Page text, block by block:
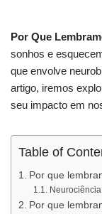
Por Que
sonhos e
que envolve
artigo, iremos
seu impacto em
Table of
Por que
Por que